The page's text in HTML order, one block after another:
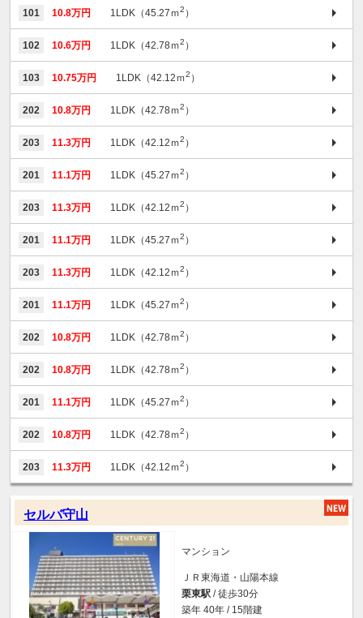
101 10.8万円 1LDK（45.27ｍ2 ）
102 10.6万円 1LDK（42.78ｍ2 ）
103 10.75万円 1LDK（42.12ｍ2 ）
202 10.8万円 1LDK（42.78ｍ2 ）
203 11.3万円 1LDK（42.12ｍ2 ）
201 11.1万円 1LDK（45.27ｍ2 ）
203 11.3万円 1LDK（42.12ｍ2 ）
201 11.1万円 1LDK（45.27ｍ2 ）
203 11.3万円 1LDK（42.12ｍ2 ）
201 11.1万円 1LDK（45.27ｍ2 ）
202 10.8万円 1LDK（42.78ｍ2 ）
202 10.8万円 1LDK（42.78ｍ2 ）
201 11.1万円 1LDK（45.27ｍ2 ）
202 10.8万円 1LDK（42.78ｍ2 ）
203 11.3万円 1LDK（42.12ｍ2 ）
セルバ守山
マンション
ＪＲ東海道・山陽本線
栗東駅 / 徒歩30分
築年 40年 / 15階建